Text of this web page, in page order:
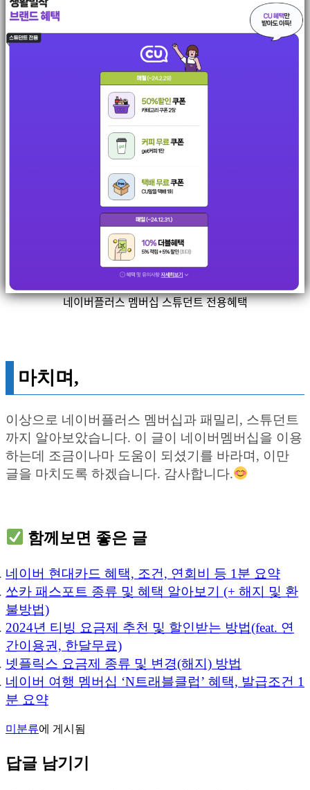
네이버플러스 멤버십 스튜던트 전용혜택
마치며,
이상으로 네이버플러스 멤버십과 패밀리, 스튜던트
까지 알아보았습니다. 이 글이 네이버멤버십을 이용
하는데 조금이나마 도움이 되셨기를 바라며, 이만
글을 마치도록 하겠습니다. 감사합니다.
함께보면 좋은 글
네이버 현대카드 혜택, 조건, 연회비 등 1분 요약
쏘카 패스포트 종류 및 혜택 알아보기 (+ 해지 및 환
불방법)
2024년 티빙 요금제 추천 및 할인받는 방법(feat. 연
간이용권, 한달무료)
넷플릭스 요금제 종류 및 변경(해지) 방법
네이버 여행 멤버십 ‘N트래블클럽’ 혜택, 발급조건 1
분 요약
미분류에 게시됨
답글 남기기